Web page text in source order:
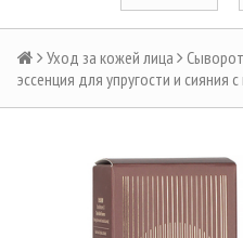
Уход за кожей лица
эссенция для упругости и сияния